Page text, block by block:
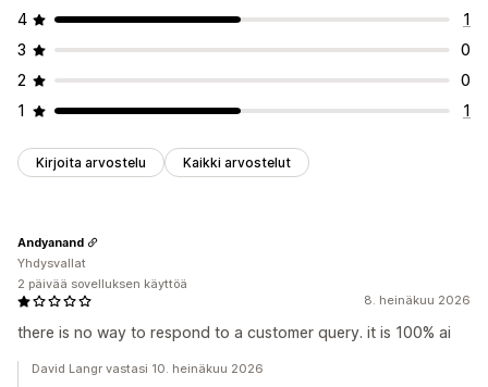
4
1
3
0
2
0
1
1
Kirjoita arvostelu Kaikki arvostelut
8. heinäkuu 2026
there is no way to respond to a customer query. it is 100% ai
Andyanand
Yhdysvallat
2 päivää sovelluksen käyttöä
David Langr vastasi 10. heinäkuu 2026